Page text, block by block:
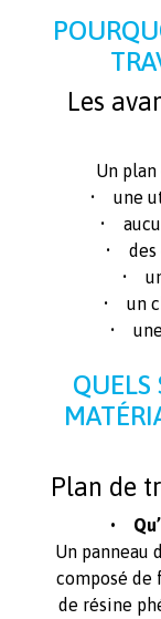
Les
Un
• une
•
• des
•
• un
•
QUELS
Plan de
•
Un panneau
composé de
de résine